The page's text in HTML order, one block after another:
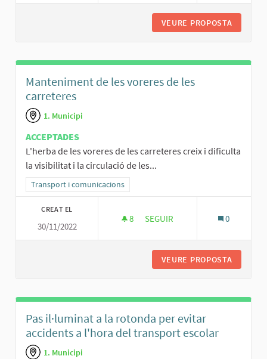
VEURE PROPOSTA
Manteniment de les voreres de les
carreteres
1. Municipi
ACCEPTADES
L'herba de les voreres de les carreteres creix i dificulta
la visibilitat i la circulació de les...
Resultats al filtrar per la categoria: Transport i comunicacions
Transport i comunicacions
CREAT EL
30/11/2022
8 8 SEGUIDORES
SEGUIR 0
VEURE PROPOSTA
Pas il·luminat a la rotonda per evitar
accidents a l'hora del transport escolar
1. Municipi